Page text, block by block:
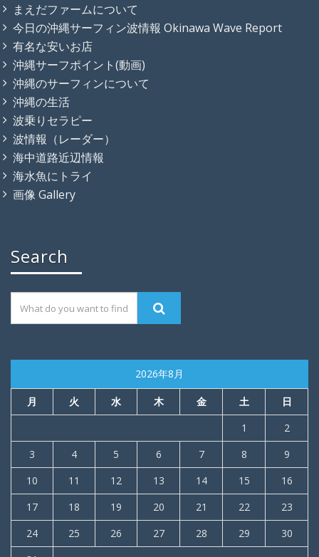
まえだファームについて
今日の沖縄サーフィン波情報 Okinawa Wave Report
有名な安いお店
沖縄サーフポイント(動画)
沖縄のサーフィンについて
沖縄の生活
波乗りセラピー
波情報（レーダー）
海中道路近辺情報
海水魚にトライ
画像 Gallery
Search
2026年8月
月 火 水 木 金 土
日
1
2
3
4 5 6 7 8
9
10
11 12 13 14 15
16
17
18 19 20 21 22
23
24
25 26 27 28 29
30